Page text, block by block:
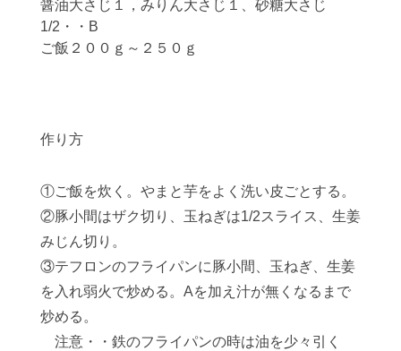
醤油大さじ１，みりん大さじ１、砂糖大さじ
1/2・・B
ご飯２００ｇ～２５０ｇ
作り方
①ご飯を炊く。やまと芋をよく洗い皮ごとする。
②豚小間はザク切り、玉ねぎは1/2スライス、生姜
みじん切り。
③テフロンのフライパンに豚小間、玉ねぎ、生姜
を入れ弱火で炒める。Aを加え汁が無くなるまで
炒める。
注意・・鉄のフライパンの時は油を少々引く